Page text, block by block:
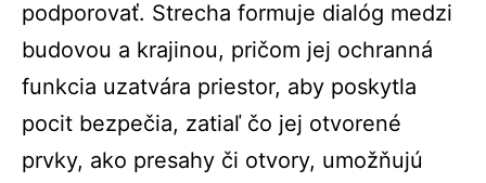
podporovať. Strecha formuje dialóg medzi
budovou a krajinou, pričom jej ochranná
funkcia uzatvára priestor, aby poskytla
pocit bezpečia, zatiaľ čo jej otvorené
prvky, ako presahy či otvory, umožňujú